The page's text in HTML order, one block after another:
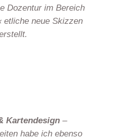
Dozentur im Bereich
etliche neue Skizzen
Kartendesign–
habe ich ebenso